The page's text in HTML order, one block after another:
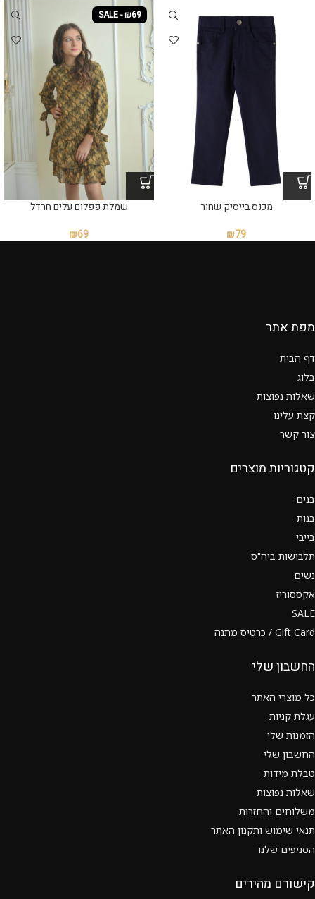
מכנס בייסיק שחור
₪79
SALE - ₪69
שמלת פפלום עלים חרדל
₪69
מפת אתר
דף הבית
בלוג
שאלות נפוצות
קצת עלינו
צור קשר
קטגוריות מוצרים
בנים
בנות
בייבי
תלבושות ביה"ס
נשים
אקססוריז
SALE
Gift Card / כרטיס מתנה
החשבון שלי
כל מוצרי האתר
עגלת קניות
הזמנות שלי
החשבון שלי
טבלת מידות
שאלות נפוצות
משלוחים והחזרות
תנאי שימוש ותקנון האתר
הסניפים שלנו
קישורם מהירים